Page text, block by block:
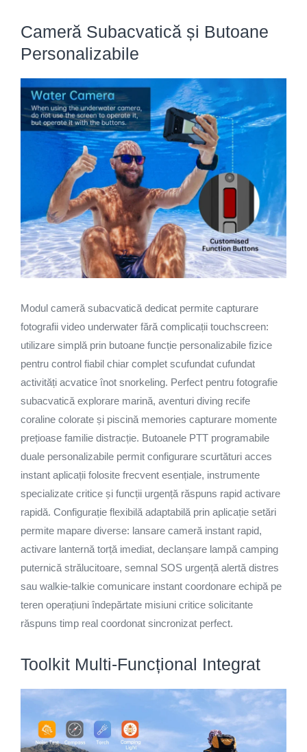
Cameră Subacvatică și Butoane
Personalizabile
Modul cameră subacvatică dedicat permite capturare
fotografii video underwater fără complicații touchscreen:
utilizare simplă prin butoane funcție personalizabile fizice
pentru control fiabil chiar complet scufundat cufundat
activități acvatice înot snorkeling. Perfect pentru fotografie
subacvatică explorare marină, aventuri diving recife
coraline colorate și piscină memories capturare momente
prețioase familie distracție. Butoanele PTT programabile
duale personalizabile permit configurare scurtături acces
instant aplicații folosite frecvent esențiale, instrumente
specializate critice și funcții urgență răspuns rapid activare
rapidă. Configurație flexibilă adaptabilă prin aplicație setări
permite mapare diverse: lansare cameră instant rapid,
activare lanternă torță imediat, declanșare lampă camping
puternică strălucitoare, semnal SOS urgență alertă distres
sau walkie-talkie comunicare instant coordonare echipă pe
teren operațiuni îndepărtate misiuni critice solicitante
răspuns timp real coordonat sincronizat perfect.
Toolkit Multi-Funcțional Integrat